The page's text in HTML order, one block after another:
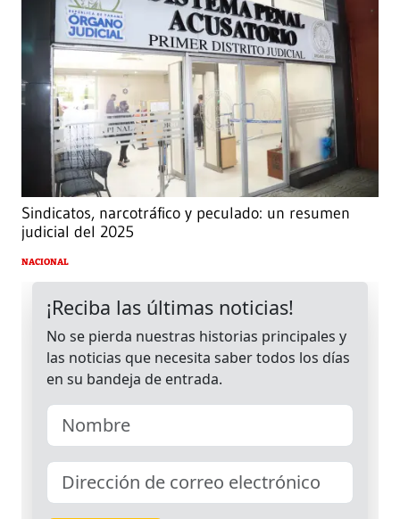
Sindicatos, narcotráfico y peculado: un resumen
judicial del 2025
NACIONAL